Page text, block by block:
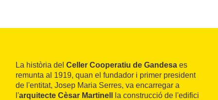
La història del Celler Cooperatiu de Gandesa es
remunta al 1919, quan el fundador i primer president
de l'entitat, Josep Maria Serres, va encarregar a
l'arquitecte Cèsar Martinell
la construcció de l'edifici